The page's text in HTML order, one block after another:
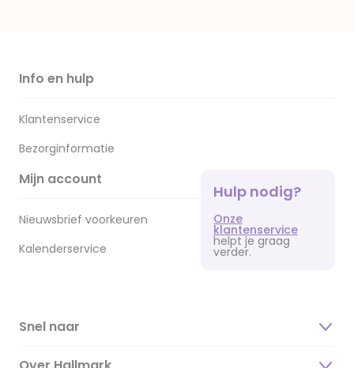
Info en hulp
Klantenservice
Bezorginformatie
Mijn account
Nieuwsbrief voorkeuren
Kalenderservice
Hulp nodig?
Onze
klantenservice
helpt je graag
verder.
Snel naar